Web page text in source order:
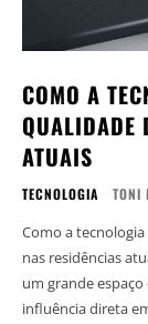
COMO A
QUALIDADE
ATUAIS
TECNOLOGIA TONI
Como a
nas residências
um grande
influência direta